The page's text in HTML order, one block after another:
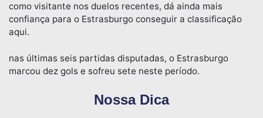
como visitante nos duelos recentes, dá ainda mais
confiança para o Estrasburgo conseguir a classificação
aqui.
nas últimas seis partidas disputadas, o Estrasburgo
marcou dez gols e sofreu sete neste período.
Nossa Dica